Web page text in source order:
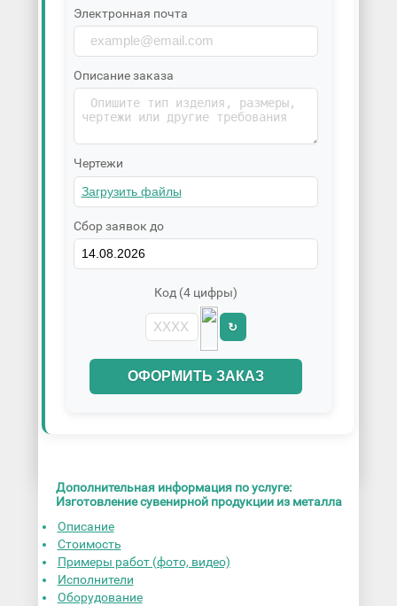
Электронная почта
Описание заказа
Чертежи
Сбор заявок до
Код (4 цифры)
↻
ОФОРМИТЬ ЗАКАЗ
Дополнительная информация по услуге:
Изготовление сувенирной продукции из металла
Описание
Стоимость
Примеры работ (фото, видео)
Исполнители
Оборудование